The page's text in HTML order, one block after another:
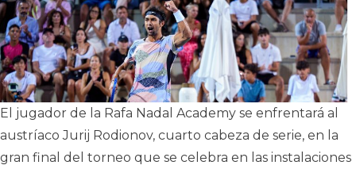
El jugador de la Rafa Nadal Academy se enfrentará al
austríaco Jurij Rodionov, cuarto cabeza de serie, en la
gran final del torneo que se celebra en las instalaciones